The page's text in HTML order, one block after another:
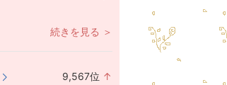
続きを見る ＞
9,567位 ↑